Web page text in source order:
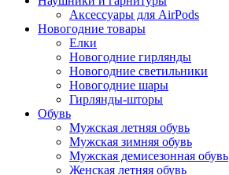
Аксессуары для AirPods
Новогодние товары
Елки
Новогодние гирлянды
Новогодние светильники
Новогодние шары
Гирлянды-шторы
Обувь
Мужская летняя обувь
Мужская зимняя обувь
Мужская демисезонная обувь
Женская летняя обувь